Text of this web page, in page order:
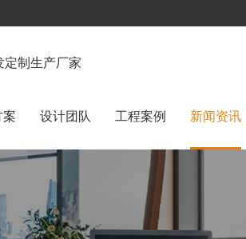
定制生产厂家
案 设计团队 工程案例 新闻资讯